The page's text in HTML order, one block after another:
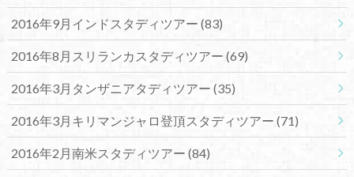
2016年9月インドスタディツアー (83)
2016年8月スリランカスタディツアー (69)
2016年3月タンザニアタディツアー (35)
2016年3月キリマンジャロ登頂スタディツアー (71)
2016年2月南米スタディツアー (84)